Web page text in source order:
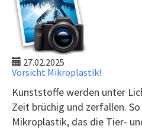
27.02.2025
Vorsicht Mikroplastik!
Kunststoffe werden unter
Zeit brüchig und zerfallen.
Mikroplastik, das die Tier-